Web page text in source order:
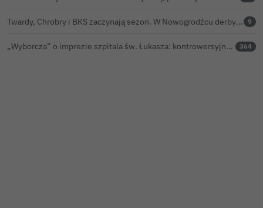
Twardy, Chrobry i BKS zaczynają sezon. W Nowogrodźcu derby i pomoc dla Jakuba w powrocie do zdrowia 9
„Wyborcza” o imprezie szpitala św. Łukasza: kontrowersyjna gala dla pracowników 364